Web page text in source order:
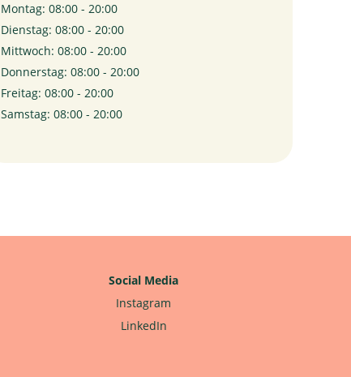
Montag: 08:00 - 20:00
Dienstag: 08:00 - 20:00
Mittwoch: 08:00 - 20:00
Donnerstag: 08:00 - 20:00
Freitag: 08:00 - 20:00
Samstag: 08:00 - 20:00
Social Media
Instagram
LinkedIn